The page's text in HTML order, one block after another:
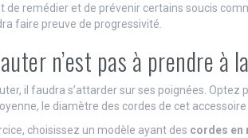
remédier et de prévenir certains soucis
faire preuve de progressivité.
n’est pas à prendre à
il faudra s’attarder sur ses poignées. Optez
le diamètre des cordes de cet
choisissez un modèle ayant des cordes en